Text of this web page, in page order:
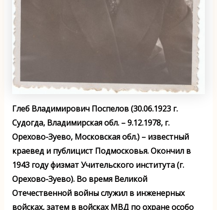
Глеб Владимирович Поспелов(30.06.1923 г.
Судогда, Владимирская обл. – 9.12.1978, г.
Орехово-Зуево, Московская обл.) – известный
краевед и публицист Подмосковья. Окончил в
1943 году физмат Учительского института (г.
Орехово-Зуево). Во время Великой
Отечественной войны служил в инженерных
войсках, затем в войсках МВД по охране особо